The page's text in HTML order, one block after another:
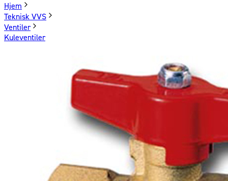
Hjem
Teknisk VVS
Ventiler
Kuleventiler